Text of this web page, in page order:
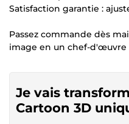
Satisfaction garantie :
Passez commande dès
image en un chef-d'œuvre
Je vais
Cartoon 3D